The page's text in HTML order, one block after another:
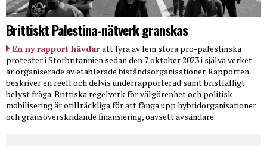
Brittiskt Palestina-nätverk granskas
En ny rapport hävdar att fyra av fem stora pro-palestinska
protester i Storbritannien sedan den 7 oktober 2023 i själva verket
är organiserade av etablerade biståndsorganisationer. Rapporten
beskriver en reell och delvis underrapporterad samt bristfälligt
belyst fråga. Brittiska regelverk för välgörenhet och politisk
mobilisering är otillräckliga för att fånga upp hybridorganisationer
och gränsöverskridande finansiering, oavsett avsändare.